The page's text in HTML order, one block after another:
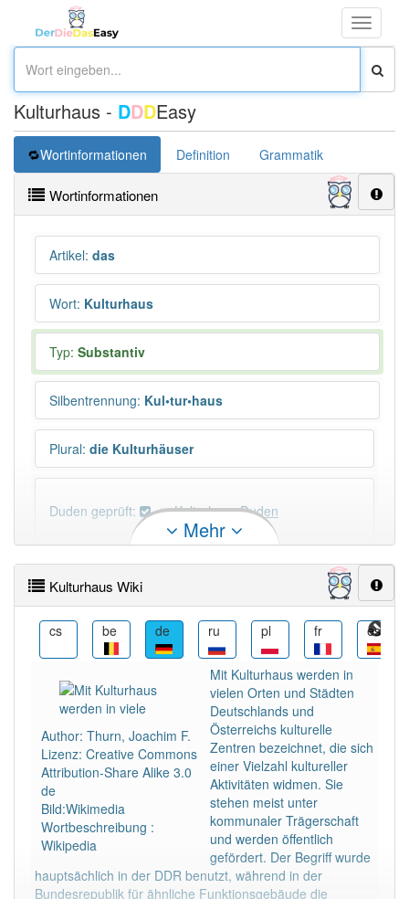
Toggle
Kulturhaus - DDDEasy
Wortinformationen Definition Grammatik
Wortinformationen
Artikel: das
Wort: Kulturhaus
Typ: Substantiv
Silbentrennung: Kul•tur•haus
Plural: die Kulturhäuser
Duden geprüft: Kulturhaus Duden
PowerIndex:9
Häufigkeit: 4 von 10
Wörter mit Endung -kulturhaus: 2
Wörter mit Endung-kulturhausaber mit einem
anderen Artikel das: 0
85% unserer Spielapp-Nutzer haben den Artikel
korrekt erraten.
Mehr
Kulturhaus Wiki
cs be de ru pl fr es
Author: Thurn, Joachim F.
Lizenz: Creative Commons
Attribution-Share Alike 3.0
de
Bild:Wikimedia
Wortbeschreibung :
Wikipedia
Mit Kulturhaus werden in
vielen Orten und Städten
Deutschlands und
Österreichs kulturelle
Zentren bezeichnet, die sich
einer Vielzahl kultureller
Aktivitäten widmen. Sie
stehen meist unter
kommunaler Trägerschaft
und werden öffentlich
gefördert. Der Begriff wurde
hauptsächlich in der DDR benutzt, während in der
Bundesrepublik für ähnliche Funktionsgebäude die